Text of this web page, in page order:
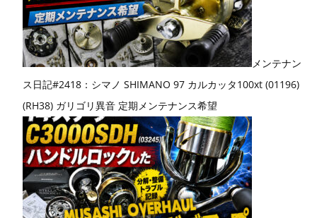
メンテナン
ス日記#2418：シマノ SHIMANO 97 カルカッタ100xt (01196)
(RH38) ガリゴリ異音 定期メンテナンス希望